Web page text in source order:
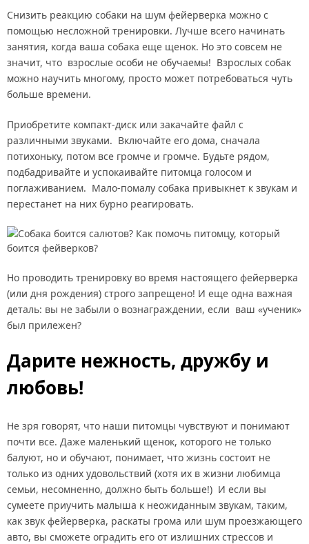
Снизить реакцию собаки на шум фейерверка можно с
помощью несложной тренировки. Лучше всего начинать
занятия, когда ваша собака еще щенок. Но это совсем не
значит, что взрослые особи не обучаемы! Взрослых собак
можно научить многому, просто может потребоваться чуть
больше времени.
Приобретите компакт-диск или закачайте файл с
различными звуками. Включайте его дома, сначала
потихоньку, потом все громче и громче. Будьте рядом,
подбадривайте и успокаивайте питомца голосом и
поглаживанием. Мало-помалу собака привыкнет к звукам и
перестанет на них бурно реагировать.
Но проводить тренировку во время настоящего фейерверка
(или дня рождения) строго запрещено! И еще одна важная
деталь: вы не забыли о вознаграждении, если ваш «ученик»
был прилежен?
Дарите нежность, дружбу и
любовь!
Не зря говорят, что наши питомцы чувствуют и понимают
почти все. Даже маленький щенок, которого не только
балуют, но и обучают, понимает, что жизнь состоит не
только из одних удовольствий (хотя их в жизни любимца
семьи, несомненно, должно быть больше!) И если вы
сумеете приучить малыша к неожиданным звукам, таким,
как звук фейерверка, раскаты грома или шум проезжающего
авто, вы сможете оградить его от излишних стрессов и